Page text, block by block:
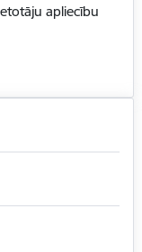
apliecību